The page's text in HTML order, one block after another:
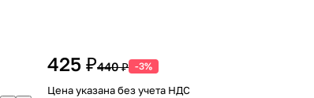
425 ₽440 ₽ -3%
Цена указана без учета НДС